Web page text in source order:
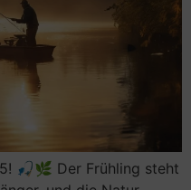
🎣🌿 Der Frühling steht